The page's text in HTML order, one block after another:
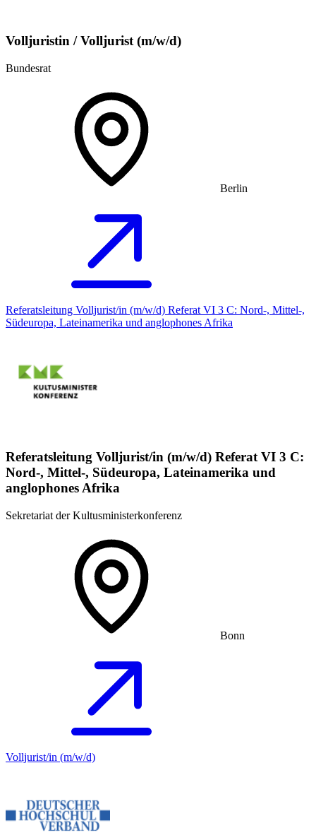
Volljuristin / Volljurist (m/w/d)
Bundesrat
Berlin
Referatsleitung Volljurist/in (m/w/d) Referat VI 3 C: Nord-, Mittel-,
Südeuropa, Lateinamerika und anglophones Afrika
Referatsleitung Volljurist/in (m/w/d) Referat VI 3 C:
Nord-, Mittel-, Südeuropa, Lateinamerika und
anglophones Afrika
Sekretariat der Kultusministerkonferenz
Bonn
Volljurist/in (m/w/d)